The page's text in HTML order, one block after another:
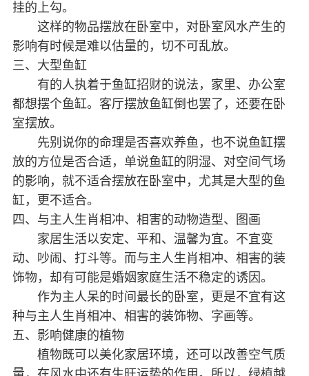
挂的上勾。
这样的物品摆放在卧室中，对卧室风水产生的
影响有时候是难以估量的，切不可乱放。
三、大型鱼缸
有的人执着于鱼缸招财的说法，家里、办公室
都想摆个鱼缸。客厅摆放鱼缸倒也罢了，还要在卧
室摆放。
先别说你的命理是否喜欢养鱼，也不说鱼缸摆
放的方位是否合适，单说鱼缸的阴湿、对空间气场
的影响，就不适合摆放在卧室中，尤其是大型的鱼
缸，更不适合。
四、与主人生肖相冲、相害的动物造型、图画
家居生活以安定、平和、温馨为宜。不宜变
动、吵闹、打斗等。而与主人生肖相冲、相害的装
饰物，却有可能是婚姻家庭生活不稳定的诱因。
作为主人呆的时间最长的卧室，更是不宜有这
种与主人生肖相冲、相害的装饰物、字画等。
五、影响健康的植物
植物既可以美化家居环境，还可以改善空气质